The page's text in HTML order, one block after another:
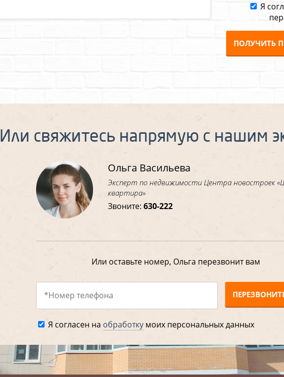
Я
ПОЛУЧИТЬ
Или свяжитесь напрямую с нашим
Ольга Васильева
Эксперт по недвижимости Центра новостроек
квартира»
Звоните:630-222
Или оставьте номер, Ольга перезвонит вам
Я согласен на обработкумоих персональных данных